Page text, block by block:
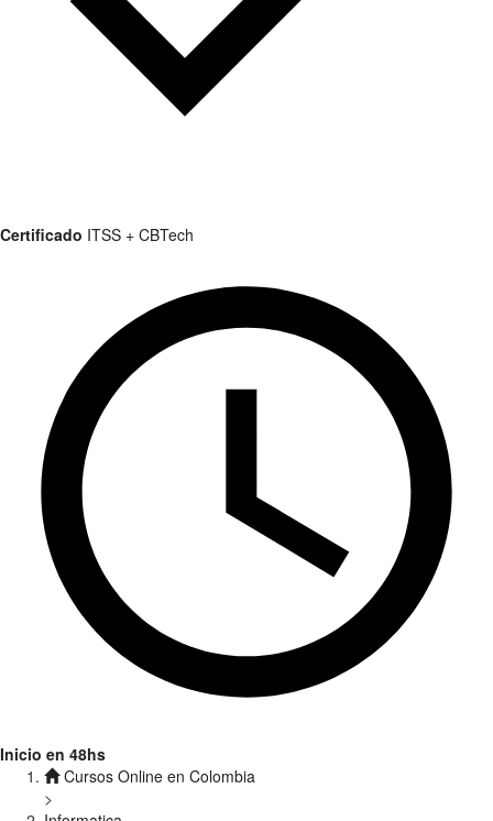
Certificado ITSS + CBTech
Inicio en 48hs
Cursos Online en Colombia
>